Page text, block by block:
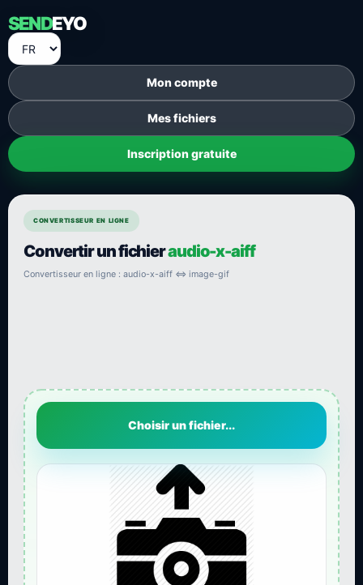
SENDEYO
Mon compte
Mes fichiers
Inscription gratuite
CONVERTISSEUR EN LIGNE
Convertir un fichieraudio-x-aiff
Convertisseur en ligne : audio-x-aiff ⇔ image-gif
Choisir un fichier...